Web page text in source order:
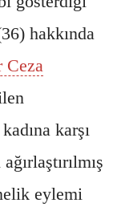
hakkında
Ceza
karşı
eylemi